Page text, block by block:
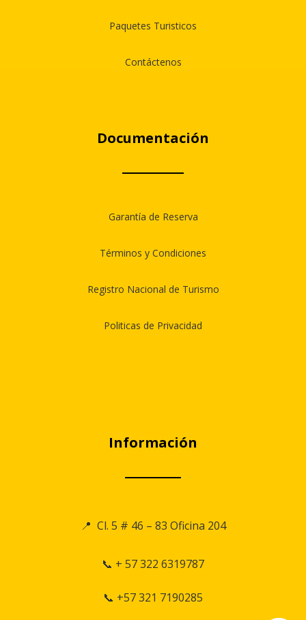
Paquetes Turisticos
Contáctenos
Documentación
Garantía de Reserva
Términos y Condiciones
Registro Nacional de Turismo
Politicas de Privacidad
Información
📍 Cl. 5 # 46 – 83 Oficina 204
📞 + 57 322 6319787
📞 +57 321 7190285